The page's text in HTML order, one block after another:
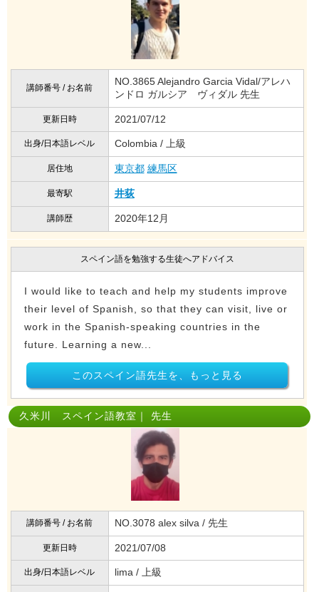
講師番号 / お名前
NO.3865 Alejandro Garcia Vidal/アレハ
ンドロ ガルシア ヴィダル 先生
更新日時 2021/07/12
出身/日本語レベル Colombia / 上級
居住地 東京都 練馬区
最寄駅 井荻
講師歴 2020年12月
スペイン語を勉強する生徒へアドバイス
I would like to teach and help my students improve
their level of Spanish, so that they can visit, live or
work in the Spanish-speaking countries in the
future. Learning a new...
このスペイン語先生を、もっと見る
久米川 スペイン語教室｜ 先生
講師番号 / お名前 NO.3078 alex silva / 先生
更新日時 2021/07/08
出身/日本語レベル lima / 上級